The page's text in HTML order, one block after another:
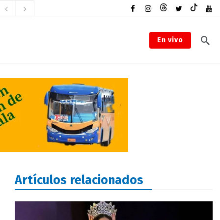
En vivo
Artículos relacionados